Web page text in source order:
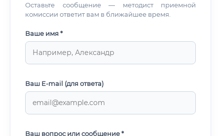
Оставьте сообщение — методист приемной
комиссии ответит вам в ближайшее время.
Ваше имя *
Ваш E-mail (для ответа)
Ваш вопрос или сообщение *